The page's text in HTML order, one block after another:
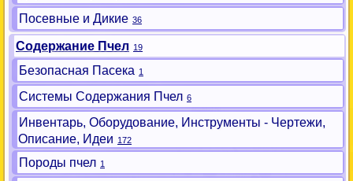
Посевные и Дикие 36
Содержание Пчел 19
Безопасная Пасека 1
Системы Содержания Пчел 6
Инвентарь, Оборудование, Инструменты - Чертежи,
Описание, Идеи 172
Породы пчел 1